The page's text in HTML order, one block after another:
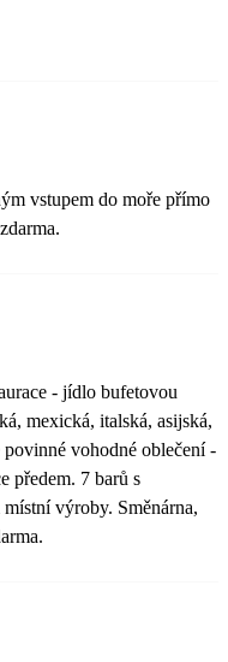
vstupem do moře přímo
- jídlo bufetovou
mexická, italská, asijská,
vohodné oblečení -
předem. 7 barů s
výroby. Směnárna,